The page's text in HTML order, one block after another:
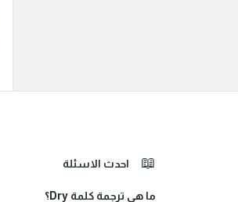
الفوتراحدث الاسئلة
ما هي ترجمة كلمة Dry؟